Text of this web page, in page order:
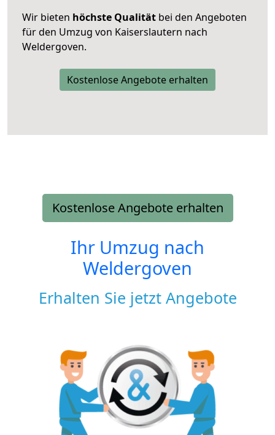
Wir bieten höchste Qualität bei den Angeboten
für den Umzug von Kaiserslautern nach
Weldergoven.
Kostenlose Angebote erhalten
Kostenlose Angebote erhalten
Ihr Umzug nach
Weldergoven
Erhalten Sie jetzt Angebote